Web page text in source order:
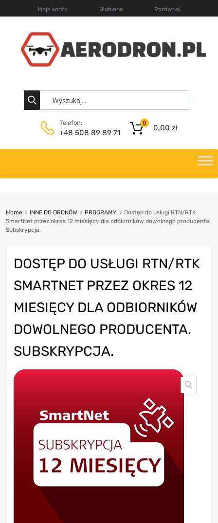
Moje konto Ulubione Porównaj
Telefon:
+48 508 89 89 71
0,00 zł
0
Home INNE DO DRONÓW PROGRAMY
Dostęp do usługi RTN/RTK
SmartNet przez okres 12 miesięcy dla odbiorników dowolnego producenta.
Subskrypcja.
DOSTĘP DO USŁUGI RTN/RTK
SMARTNET PRZEZ OKRES 12
MIESIĘCY DLA ODBIORNIKÓW
DOWOLNEGO PRODUCENTA.
SUBSKRYPCJA.